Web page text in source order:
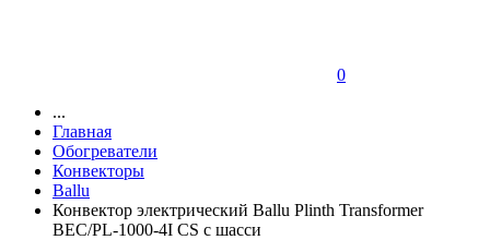
0
...
Главная
Обогреватели
Конвекторы
Ballu
Конвектор электрический Ballu Plinth Transformer
BEC/PL-1000-4I CS с шасси